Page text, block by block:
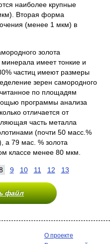
наиболее крупные
Вторая форма
(менее 1 мкм) в
золота
имеет тонкие и
частиц имеют размеры
зерен самородного
по площадям
программы анализа
отличается от
часть металла
(почти 50 масс.%
а 79 мас. % золота
классе менее 80 мкм.
9 10 11 12 13
файл
О проекте